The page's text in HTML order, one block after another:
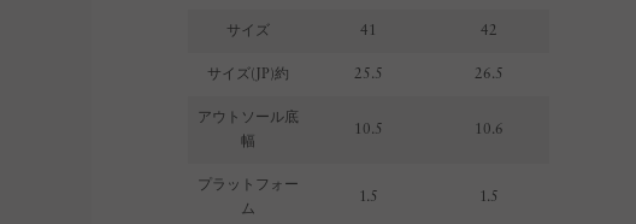
サイズ 41 42
サイズ(JP)約 25.5 26.5
アウトソール底
幅
10.5 10.6
プラットフォー
ム
1.5 1.5